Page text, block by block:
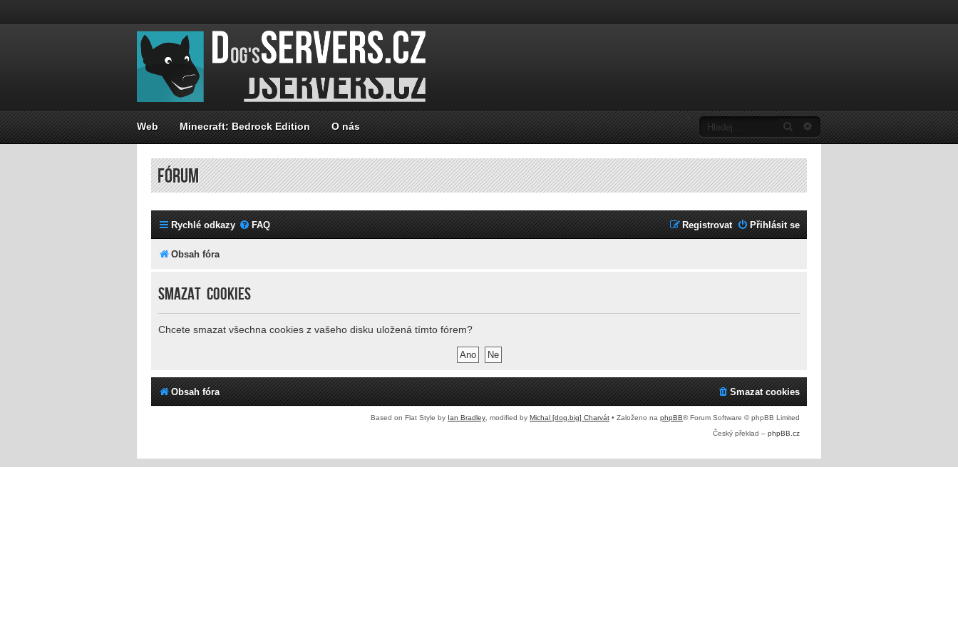
Web Minecraft: Bedrock Edition O nás HledatPokročilé hledání
FÓRUM
Rychlé odkazy FAQ Přihlásit se
Registrovat
Obsah fóra
Smazat cookies
Chcete smazat všechna cookies z vašeho disku uložená tímto fórem?
Obsah fóra Smazat cookies
Based on Flat Style by Ian Bradley, modified by Michal [dog.big] Charvát • Založeno na phpBB® Forum Software © phpBB Limited
Český překlad – phpBB.cz